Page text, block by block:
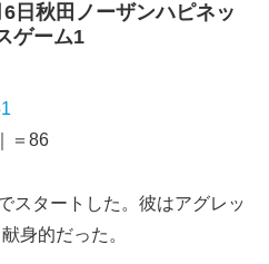
日秋田ノーザンハピネッ
ゲーム1
＝86
スタートした。彼はアグレッ
身的だった。